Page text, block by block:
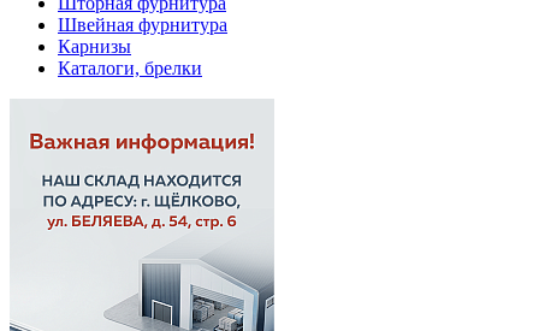
Швейная фурнитура
Карнизы
Каталоги, брелки